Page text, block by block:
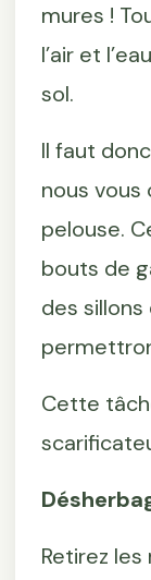
mures !
l’air et
sol.
Il faut
nous vous
pelouse.
bouts de
des sillons
Cette
Retirez les